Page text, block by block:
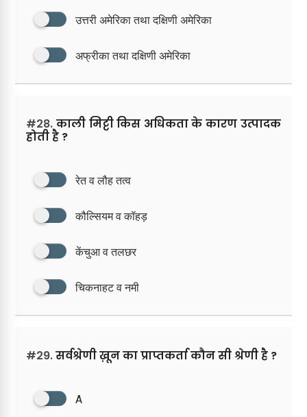
उत्तरी अमेरिका तथा दक्षिणी अमेरिका
अफ्रीका तथा दक्षिणी अमेरिका
#28. काली मिट्टी किस अधिकता के कारण उत्पादक
होती है ?
रेत व लौह तत्व
कौल्सियम व कॉहड़
केंचुआ व तलछर
चिकनाहट व नमी
#29.सर्वश्रेणी ख़ून का प्राप्तकर्ता कौन सी श्रेणी है ?
A